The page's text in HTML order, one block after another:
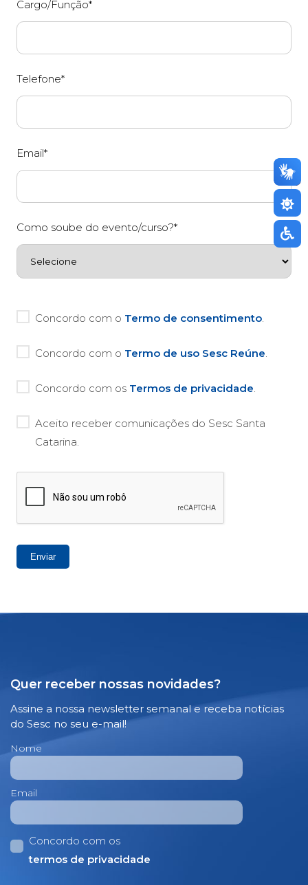
Cargo/Função*
Telefone*
Email*
Como soube do evento/curso?*
Concordo com o Termo de consentimento.
Concordo com o Termo de uso Sesc Reúne.
Concordo com os Termos de privacidade.
Aceito receber comunicações do Sesc Santa
Catarina.
Enviar
Quer receber nossas novidades?
Assine a nossa newsletter semanal e receba notícias
do Sesc no seu e-mail!
Nome
Email
Concordo com os
termos de privacidade